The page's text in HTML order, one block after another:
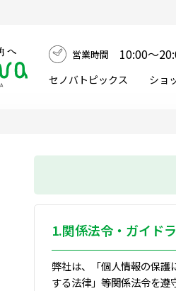
営業時間 10:00～
セノバトピックス ショ
1.関係法令・ガイド
弊社は、「個人情報の保護
する法律」等関係法令を遵